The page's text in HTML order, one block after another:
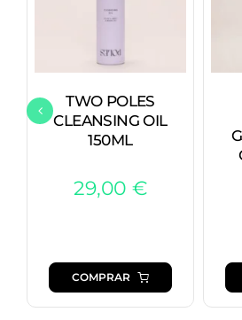
TWO POLES
CLEANSING OIL
150ML
29,00 €
COMPRAR